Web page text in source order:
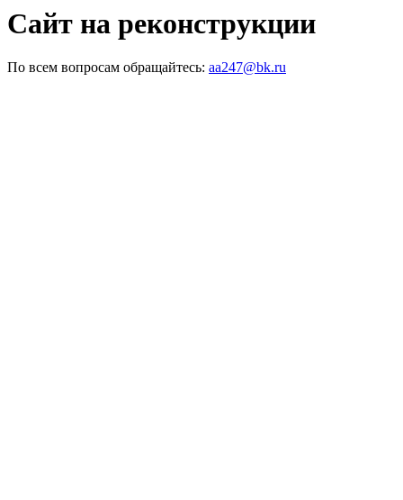
Сайт на реконструкции
По всем вопросам обращайтесь: aa247@bk.ru